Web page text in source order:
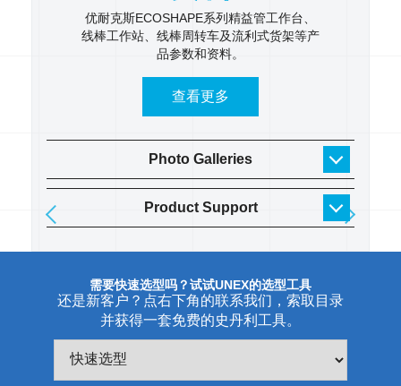
优耐克斯ECOSHAPE系列精益管工作台、
线棒工作站、线棒周转车及流利式货架等产
品参数和资料。
查看更多
Photo Galleries
Product Support
需要快速选型吗？试试UNEX的选型工具
还是新客户？点右下角的联系我们，索取目录
并获得一套免费的史丹利工具。